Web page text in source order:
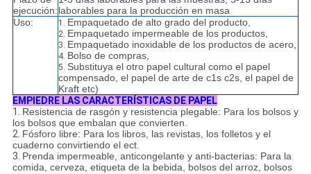
ejecución:laborables para la producción en masa
Uso:
1. Empaquetado de alto grado del producto,
2. Empaquetado impermeable de los productos,
3. Empaquetado inoxidable de los productos de acero,
4. Bolso de compras,
5. Substituya el otro papel cultural como el papel
compensado, el papel de arte de c1s c2s, el papel de
Kraft etc)
EMPIEDRE LAS CARACTERÍSTICAS DE PAPEL
1. Resistencia de rasgón y resistencia plegable: Para los bolsos y
los bolsos que embalan que convierten.
2. Fósforo libre: Para los libros, las revistas, los folletos y el
cuaderno convirtiendo el ect.
3. Prenda impermeable, anticongelante y anti-bacterias: Para la
comida, cerveza, etiqueta de la bebida, bolsos del arroz, bolsos